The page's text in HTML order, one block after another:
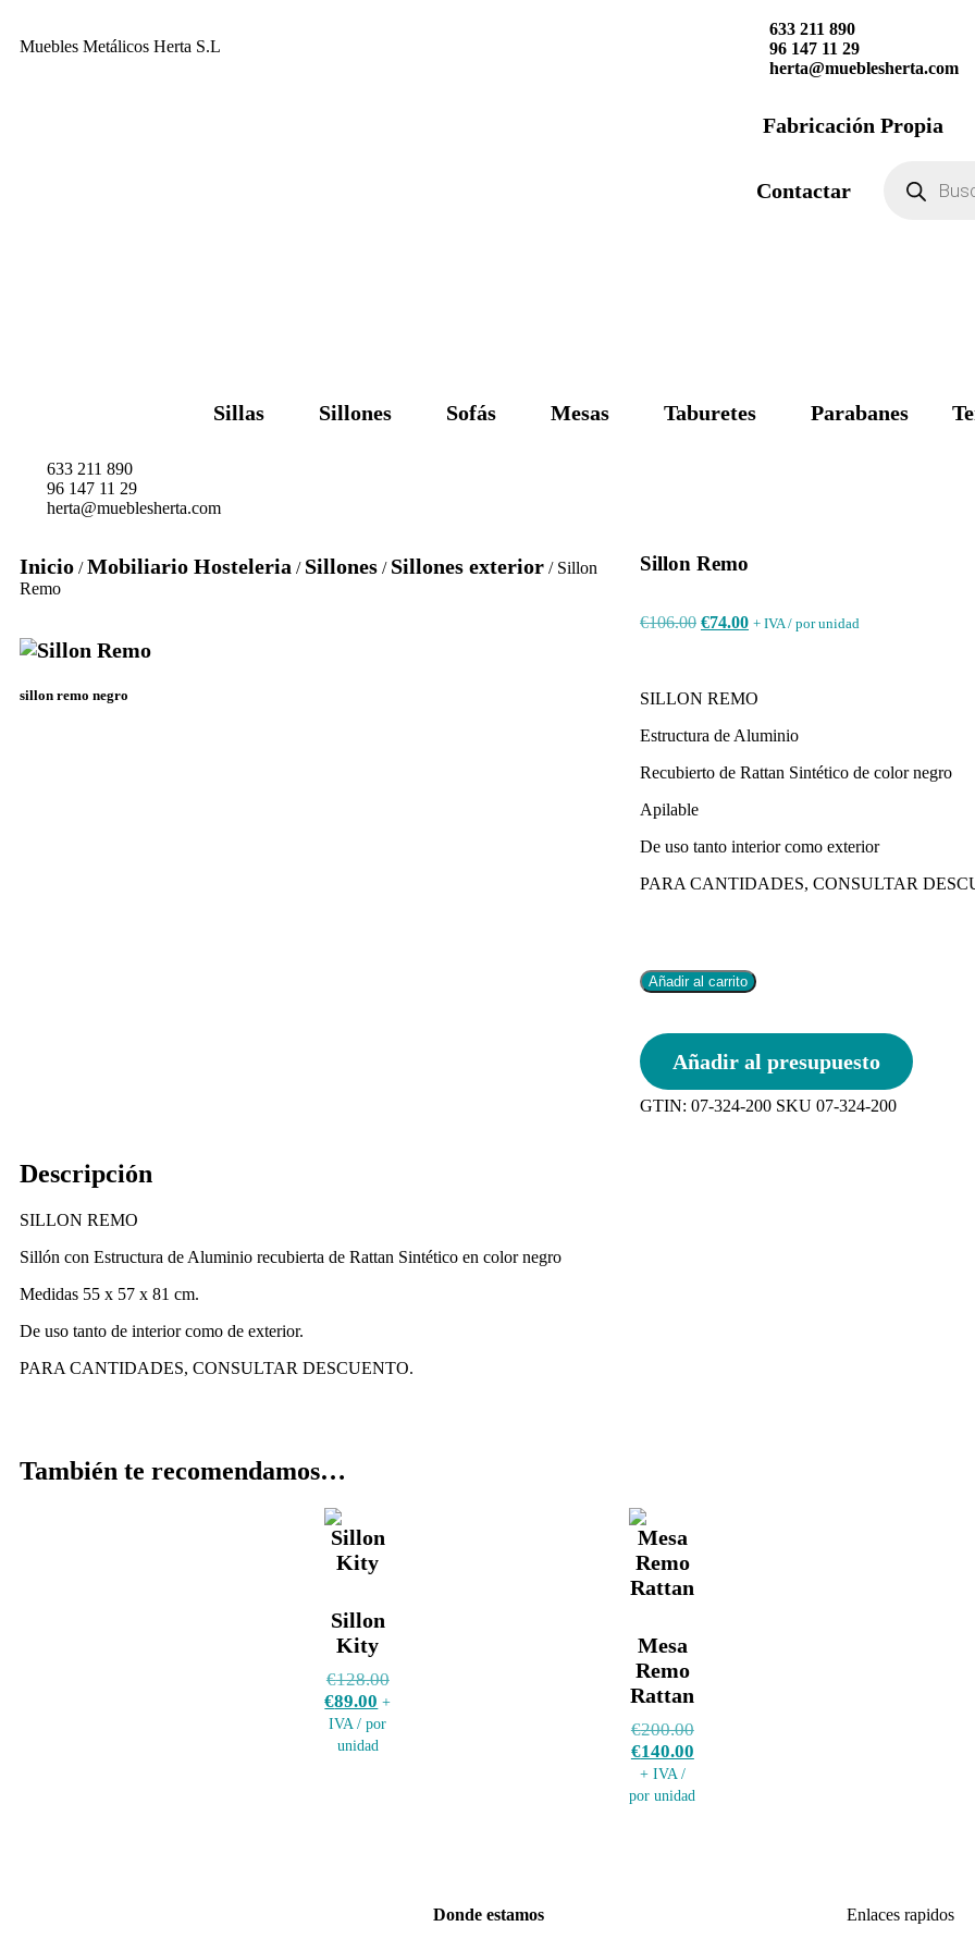
Muebles Metálicos Herta S.L
633 211 890
96 147 11 29
herta@mueblesherta.com
Fabricación Propia
Contactar
Sillas Sillones Sofás Mesas Taburetes Parabanes
633 211 890
96 147 11 29
herta@mueblesherta.com
Inicio /Mobiliario Hosteleria / Sillones / Sillones exterior / Sillon
Remo
sillon remo negro
Sillon Remo
€106.00 €74.00 + IVA / por unidad
SILLON REMO
Estructura de Aluminio
Recubierto de Rattan Sintético de color negro
Apilable
De uso tanto interior como exterior
PARA CANTIDADES, CONSULTAR
Añadir al carrito
Añadir al presupuesto
GTIN: 07-324-200 SKU 07-324-200
Descripción
SILLON REMO
Sillón con Estructura de Aluminio recubierta de Rattan Sintético en color negro
Medidas 55 x 57 x 81 cm.
De uso tanto de interior como de exterior.
PARA CANTIDADES, CONSULTAR DESCUENTO.
También te recomendamos…
Sillon
Kity
€128.00
€89.00 +
IVA / por
unidad
Mesa
Remo
Rattan
€200.00
€140.00
+ IVA /
por unidad
Donde estamos Enlaces rapidos